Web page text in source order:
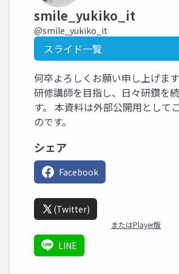
smile_yukiko_it
@smile_yukiko_it
スライド一覧
何卒よろしくお願い申し上げま
研修講師を目指し、日々研鑽を
す。 本資料は外部公開用として
のです。
シェア
Facebook
(Twitter)
またはPlayer版
LINE